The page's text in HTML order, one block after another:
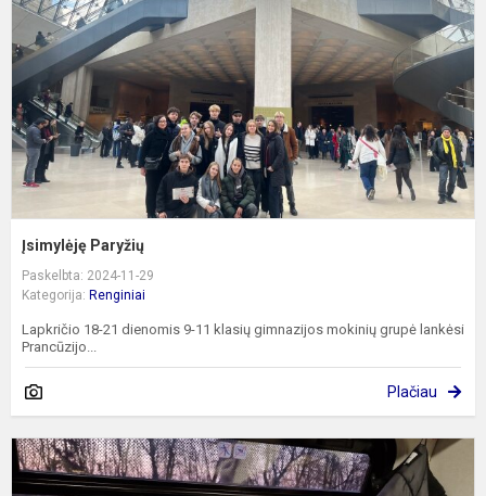
Įsimylėję Paryžių
Paskelbta: 2024-11-29
Kategorija: Renginiai
Lapkričio 18-21 dienomis 9-11 klasių gimnazijos mokinių grupė lankėsi
Prancūzijo...
Plačiau